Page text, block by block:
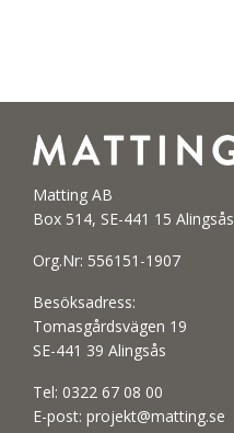
Matting AB
Box 514, SE-441 15 Alingsås
Org.Nr: 556151-1907
Besöksadress:
Tomasgårdsvägen 19
SE-441 39 Alingsås
Tel: 0322 67 08 00
E-post: projekt@matting.se